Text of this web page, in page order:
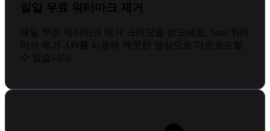
일일 무료 워터마크 제거
매일 무료 워터마크 제거 크레딧을 받으세요. Sora 워터
마크 제거 API를 사용해 깨끗한 영상으로 다운로드할
수 있습니다.